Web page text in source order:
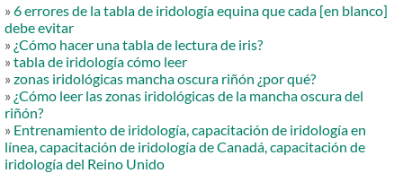
» 6 errores de la tabla de iridología equina que cada [en blanco]
debe evitar
» ¿Cómo hacer una tabla de lectura de iris?
» tabla de iridología cómo leer
» zonas iridológicas mancha oscura riñón ¿por qué?
» ¿Cómo leer las zonas iridológicas de la mancha oscura del
riñón?
» Entrenamiento de iridología, capacitación de iridología en
línea, capacitación de iridología de Canadá, capacitación de
iridología del Reino Unido